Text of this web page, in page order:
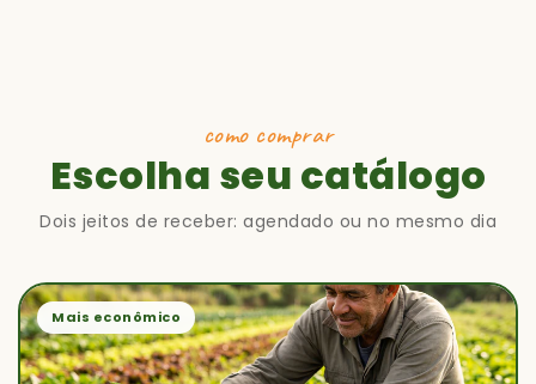
como comprar
Escolha seu catálogo
Dois jeitos de receber: agendado ou no mesmo dia
Mais econômico